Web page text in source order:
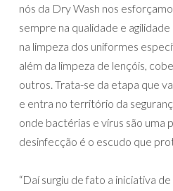
nós da Dry Wash nos
sempre na qualidade e
na limpeza dos uniformes
além da limpeza de lençóis,
outros. Trata-se da etapa que
e entra no território da
onde bactérias e vírus são uma
desinfecção é o escudo que
“Daí surgiu de fato a iniciativa